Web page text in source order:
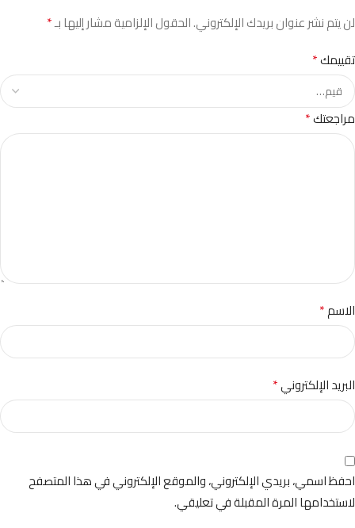
لن يتم نشر عنوان بريدك الإلكتروني.الحقول الإلزامية مشار إليها بـ*
تقييمك*
مراجعتك*
الاسم*
البريد الإلكتروني*
احفظ اسمي، بريدي الإلكتروني، والموقع الإلكتروني في هذا المتصفح
لاستخدامها المرة المقبلة في تعليقي.